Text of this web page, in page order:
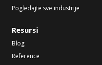
Pogledajte sve industrije
Resursi
Blog
Reference